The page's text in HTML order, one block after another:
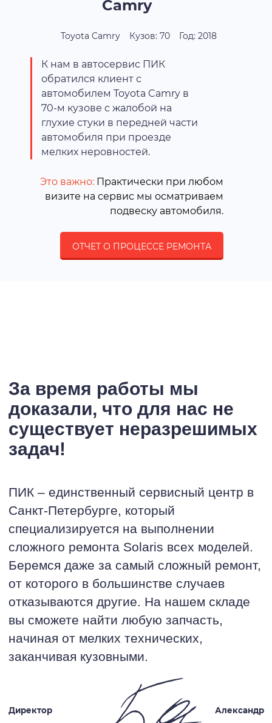
Camry
Toyota Camry Кузов: 70 Год: 2018
К нам в автосервис ПИК
обратился клиент с
автомобилем Toyota Camry в
70-м кузове с жалобой на
глухие стуки в передней части
автомобиля при проезде
мелких неровностей.
Это важно: Практически при любом
визите на сервис мы осматриваем
подвеску автомобиля.
ОТЧЕТ О ПРОЦЕССЕ РЕМОНТА
За время работы мы
доказали, что для нас не
существует неразрешимых
задач!
ПИК – единственный сервисный центр в
Санкт-Петербурге, который
специализируется на выполнении
сложного ремонта Solaris всех моделей.
Беремся даже за самый сложный ремонт,
от которого в большинстве случаев
отказываются другие. На нашем складе
вы сможете найти любую запчасть,
начиная от мелких технических,
заканчивая кузовными.
Директор Александр